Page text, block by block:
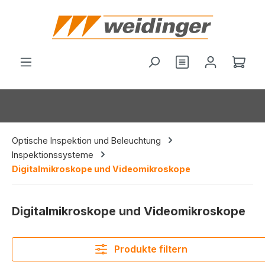
springen
Du hast 0
Optische Inspektion und Beleuchtung
Inspektionssysteme
Digitalmikroskope und Videomikroskope
Digitalmikroskope und Videomikroskope
Produkte filtern